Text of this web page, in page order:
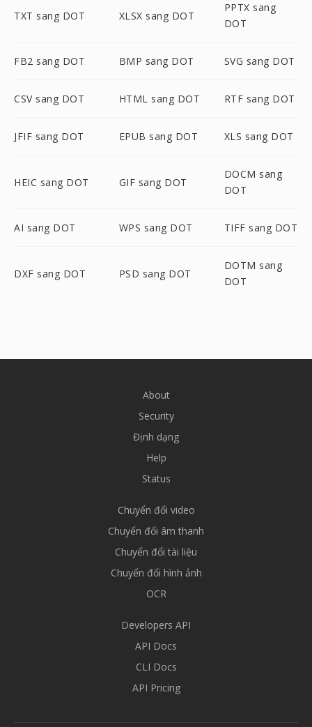
TXT sang DOT XLSX sang DOT
PPTX sang
DOT
FB2 sang DOT BMP sang DOT SVG sang DOT
CSV sang DOT HTML sang DOT RTF sang DOT
JFIF sang DOT EPUB sang DOT XLS sang DOT
HEIC sang DOT GIF sang DOT
DOCM sang
DOT
AI sang DOT WPS sang DOT TIFF sang DOT
DXF sang DOT PSD sang DOT
DOTM sang
DOT
About
Security
Định dạng
Help
Status
Chuyển đổi video
Chuyển đổi âm thanh
Chuyển đổi tài liệu
Chuyển đổi hình ảnh
OCR
Developers API
API Docs
CLI Docs
API Pricing